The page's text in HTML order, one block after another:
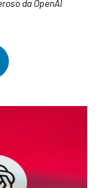
da OpenAI